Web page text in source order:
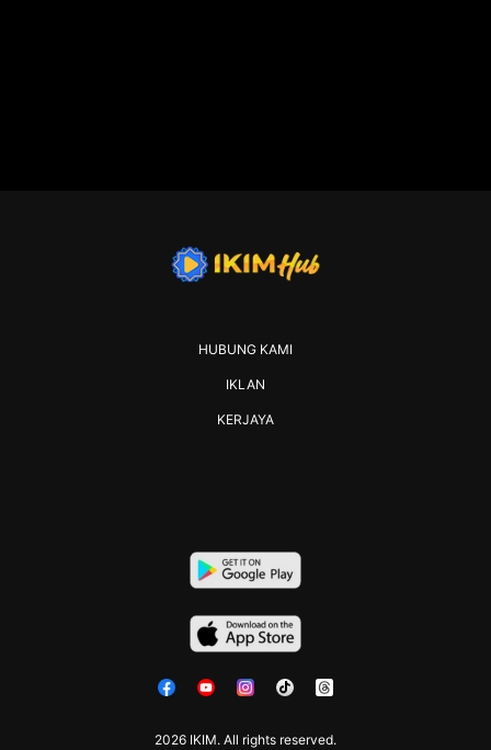
2026 IKIM. All rights reserved.
HUBUNG KAMI
IKLAN
KERJAYA